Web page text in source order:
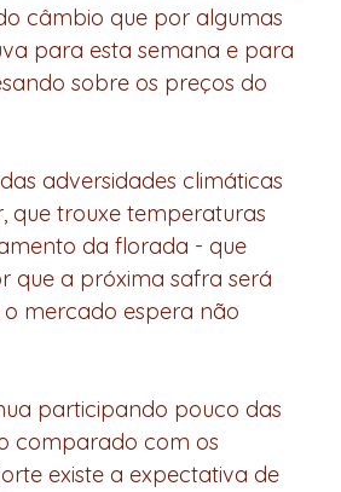
câmbio que por algumas
para esta semana e para
sobre os preços do
que trouxe temperaturas
da florada - que
que a próxima safra será
mercado espera não
comparado com os
existe a expectativa de